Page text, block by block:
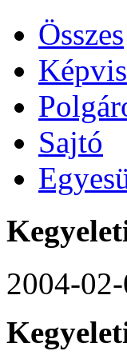
Összes
Sajtó
2004-